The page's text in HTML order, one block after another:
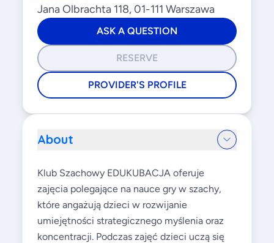
Jana Olbrachta 118, 01-111 Warszawa
ASK A QUESTION
RESERVE
PROVIDER'S PROFILE
About
Klub Szachowy EDUKUBACJA oferuje
zajęcia polegające na nauce gry w szachy,
które angażują dzieci w rozwijanie
umiejętności strategicznego myślenia oraz
koncentracji. Podczas zajęć dzieci uczą się